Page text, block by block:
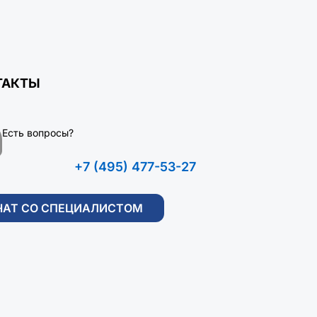
Есть вопросы?
+7 (495) 477-53-27
СО СПЕЦИАЛИСТОМ